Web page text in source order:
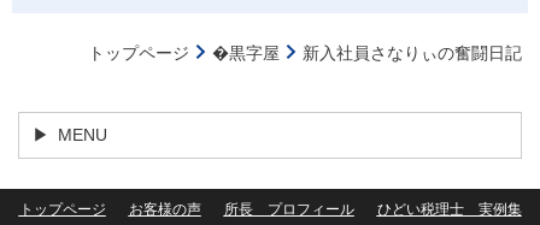
トップページ �黒字屋 新入社員さなりぃの奮闘日記
MENU
トップページ お客様の声 所長 プロフィール
ひどい税理士 実例集